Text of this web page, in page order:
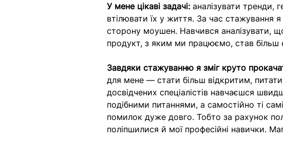
У мене цікаві задачі: аналізувати тренди,
втілювати їх у життя. За час стажування
сторону моушен. Навчився аналізувати,
продукт, з яким ми працюємо, став більш
Завдяки стажуванню я зміг круто
для мене — стати більш відкритим,
досвідчених спеціалістів навчаєшся
подібними питаннями, а самостійно ті
помилок дуже довго. Тобто за рахунок
поліпшилися й мої професійні навички.